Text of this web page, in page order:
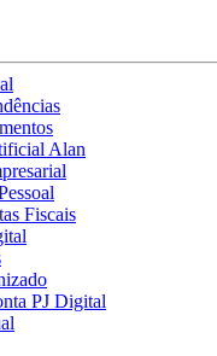
Alan
Fiscais
PJ Digital